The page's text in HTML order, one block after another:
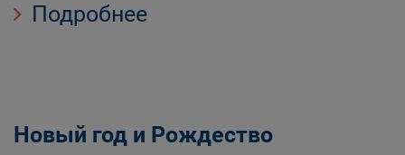
Подробнее
Новый год и Рождество